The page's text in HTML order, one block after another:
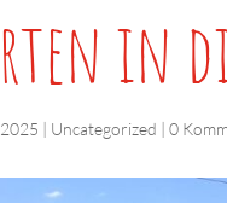
in
| Uncategorized |0